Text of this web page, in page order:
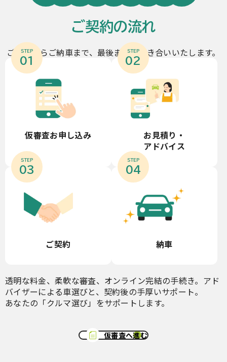
ご契約の流れ
ご契約からご納車まで、最後までお付き合いいたします。
STEP
01
仮審査お申し込み
STEP
02
お見積り・
アドバイス
STEP
03
ご契約
STEP
04
納車
透明な料金、柔軟な審査、オンライン完結の手続き。アド
バイザーによる車選びと、契約後の手厚いサポート。
あなたの「クルマ選び」をサポートします。
仮審査へ進む